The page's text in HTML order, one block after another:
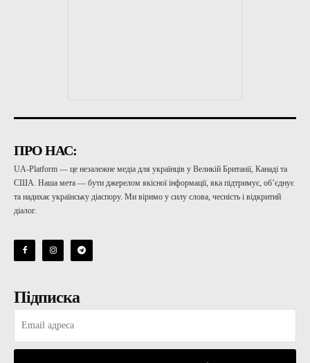
ПРО НАС:
UA-Platform — це незалежне медіа для українців у Великій Британії, Канаді та
США. Наша мета — бути джерелом якісної інформації, яка підтримує, об’єднує
та надихає українську діаспору. Ми віримо у силу слова, чесність і відкритий
діалог.
Підписка